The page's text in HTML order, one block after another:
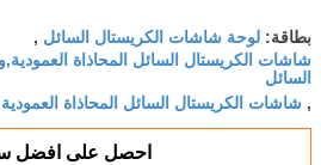
بطاقة: لوحة شاشات الكريستال السائل ,
شاشات الكريستال السائل المحاذاة
السائل
, شاشات الكريستال السائل المحاذاة العمودية
احصل على افضل